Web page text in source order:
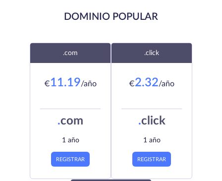
DOMINIO POPULAR
.com
€11.19/año
.com
1 año
REGISTRAR
.click
€2.32/año
.click
1 año
REGISTRAR